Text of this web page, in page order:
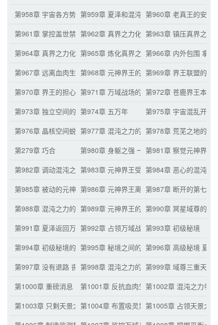
第958章 宇宙各方势力的想法第959章 夏泽和混沌海分身的疯狂掠夺
第960章 老真王的安排
第961章 掌控盖世禁制 元神星海外的突袭
第962章 真界之力化身出击第963章 镇压真界之力
第964章 真界之力化身的震惊第965章 炼化真界之力化身 血河宫主的计划
第966章 内外包围 拿下
第967章 远离血肉生命一族 前往宇宙遥远之地
第968章 元神界王的成功逃离第969章 界王联盟的混
第970章 界王的担心 第971章 万域战场的巨变 鸿宇界王的出击
第972章 苍鹿界王本体
第973章 独立空间的改造第974章 五万年
第975章 宇宙混乱开始
第976章 晶核空间蜕变第977章 混沌之力的诞生第978章 荒芜之地的元
第279章 巧合
第980章 身躯之强 一拳之威第981章 察觉元神界王
第982章 调动混沌之力 全力一击第983章 元神界王受伤第984章 恶心的混沌之
第985章 被动的元神界王 夏泽离开第986章 元神界王离去 域尊降临第987章 断开的第七境
第988章 混沌之力的潜在威胁第989章 元神界王的后手第990章 冥星域尊的驱
第991章 夏泽返回万域战场第992章 占领万域战场的命令第993章 初级秘境
第994章 初级秘境的光点旋涡第995章 秘境之间的联系第996章 高级秘境 夏泽
第997章 没有退路 丧尸军团的准备就绪
第998章 混沌之力的奇妙第999章 域尊三重天
第1000章 重磅消息
第1001章 反抗血肉生命一族的可能
第1002章 混沌之力争
第1003章 只剩天景大陆了第1004章 布置吸灵禁制第1005章 占领天景大陆